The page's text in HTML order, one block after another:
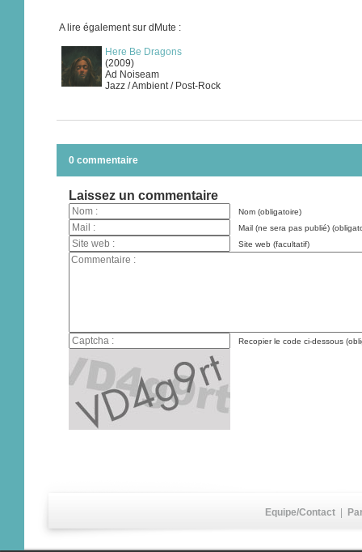
A lire également sur dMute :
Here Be Dragons
(2009)
Ad Noiseam
Jazz / Ambient / Post-Rock
0 commentaire
Laissez un commentaire
Nom (obligatoire)
Mail (ne sera pas publié)
Site web (facultatif)
Recopier le code ci-dessous
Equipe/Contact